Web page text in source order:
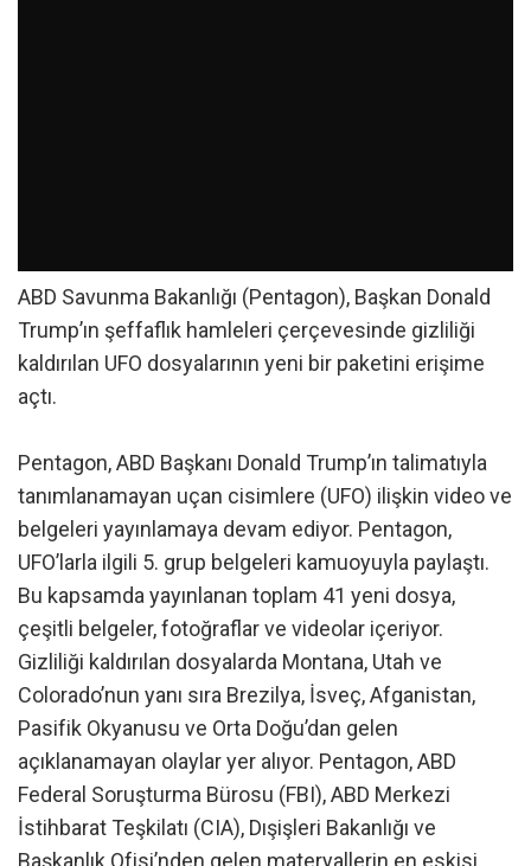
ABD Savunma Bakanlığı (Pentagon), Başkan Donald
Trump’ın şeffaflık hamleleri çerçevesinde gizliliği
kaldırılan UFO dosyalarının yeni bir paketini erişime
açtı.
Pentagon, ABD Başkanı Donald Trump’ın talimatıyla
tanımlanamayan uçan cisimlere (UFO) ilişkin video ve
belgeleri yayınlamaya devam ediyor. Pentagon,
UFO’larla ilgili 5. grup belgeleri kamuoyuyla paylaştı.
Bu kapsamda yayınlanan toplam 41 yeni dosya,
çeşitli belgeler, fotoğraflar ve videolar içeriyor.
Gizliliği kaldırılan dosyalarda Montana, Utah ve
Colorado’nun yanı sıra Brezilya, İsveç, Afganistan,
Pasifik Okyanusu ve Orta Doğu’dan gelen
açıklanamayan olaylar yer alıyor. Pentagon, ABD
Federal Soruşturma Bürosu (FBI), ABD Merkezi
İstihbarat Teşkilatı (CIA), Dışişleri Bakanlığı ve
Başkanlık Ofisi’nden gelen materyallerin en eskisi